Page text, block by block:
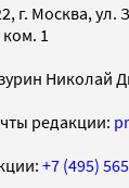
г. Москва, ул.
1
Николай
редакции:
+7 (495)